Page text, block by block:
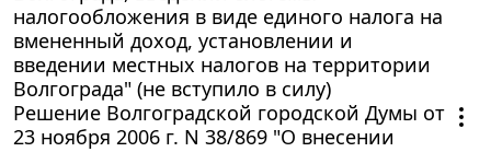
налогообложения в виде единого налога на
вмененный доход, установлении и
введении местных налогов на территории
Волгограда" (не вступило в силу)
Решение Волгоградской городской Думы от
23 ноября 2006 г. N 38/869 "О внесении